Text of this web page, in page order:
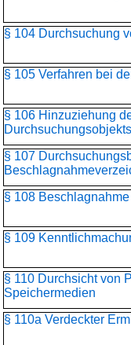
§ 104 Durchsuchung
§ 105 Verfahren bei
§ 106 Hinzuziehung
Durchsuchungsobjekts
§ 107
§ 108
§ 109
§ 110 Durchsicht von
Speichermedien
§ 110a Verdeckter